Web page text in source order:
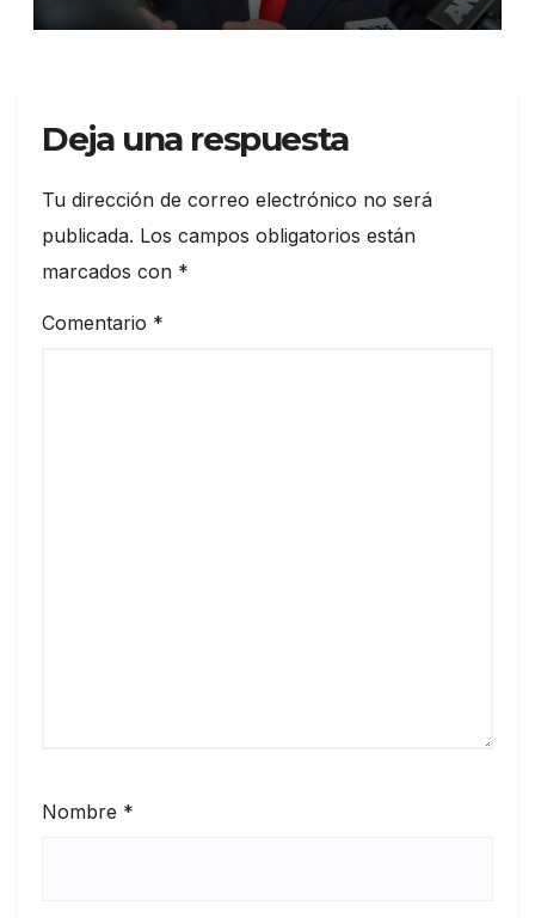
Deja una respuesta
Tu dirección de correo electrónico no será
publicada. Los campos obligatorios están
marcados con *
Comentario *
Nombre *